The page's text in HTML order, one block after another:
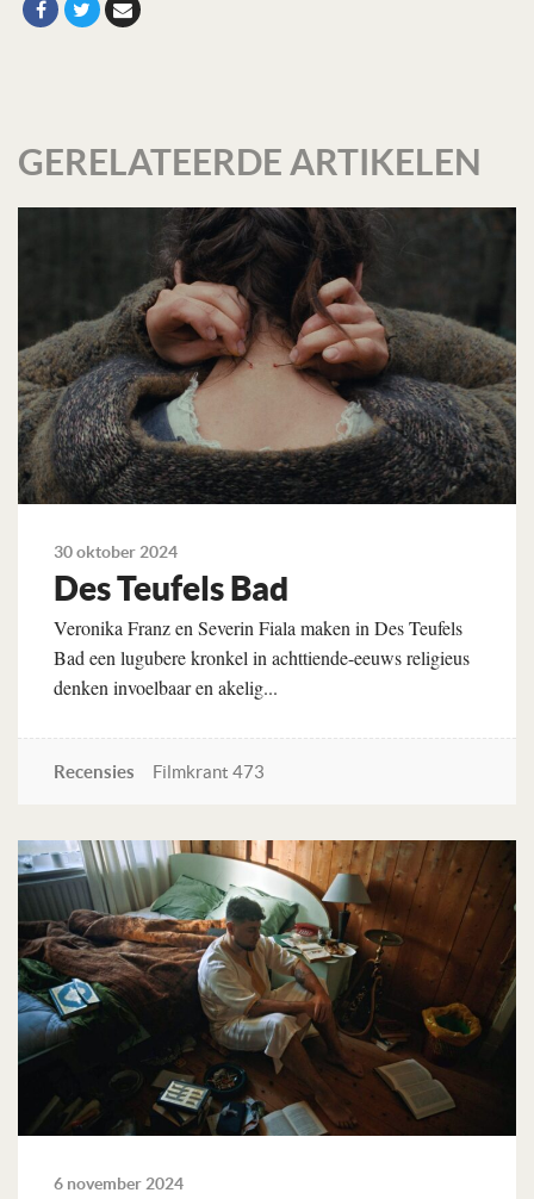
GERELATEERDE ARTIKELEN
30 oktober 2024
Des Teufels Bad
Veronika Franz en Severin Fiala maken in Des Teufels
Bad een lugubere kronkel in achttiende-eeuws religieus
denken invoelbaar en akelig...
Recensies Filmkrant 473
Lees verder
6 november 2024